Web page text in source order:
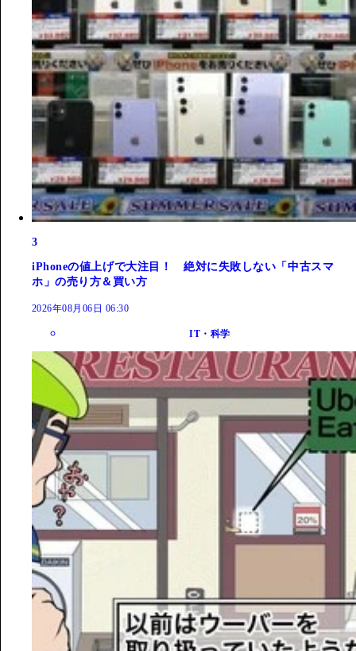
3
iPhoneの値上げで大注目！ 絶対に失敗しない「中古スマ
ホ」の売り方＆買い方
2026年08月06日 06:30
IT・科学